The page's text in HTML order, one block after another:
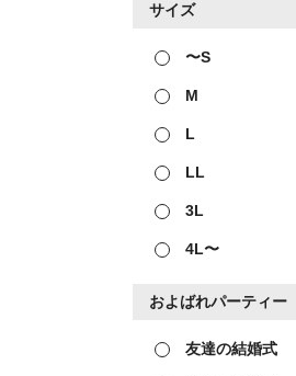
サイズ
〜S
M
L
LL
3L
4L〜
およばれパーティー
友達の結婚式